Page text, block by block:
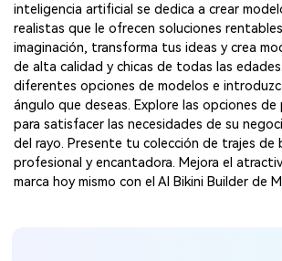
inteligencia artificial se dedica a crear
realistas que le ofrecen soluciones
imaginación, transforma tus ideas y crea
de alta calidad y chicas de todas las
diferentes opciones de modelos e
ángulo que deseas. Explore las opciones de
para satisfacer las necesidades de su
del rayo. Presente tu colección de trajes de
profesional y encantadora. Mejora el
marca hoy mismo con el AI Bikini Builder de